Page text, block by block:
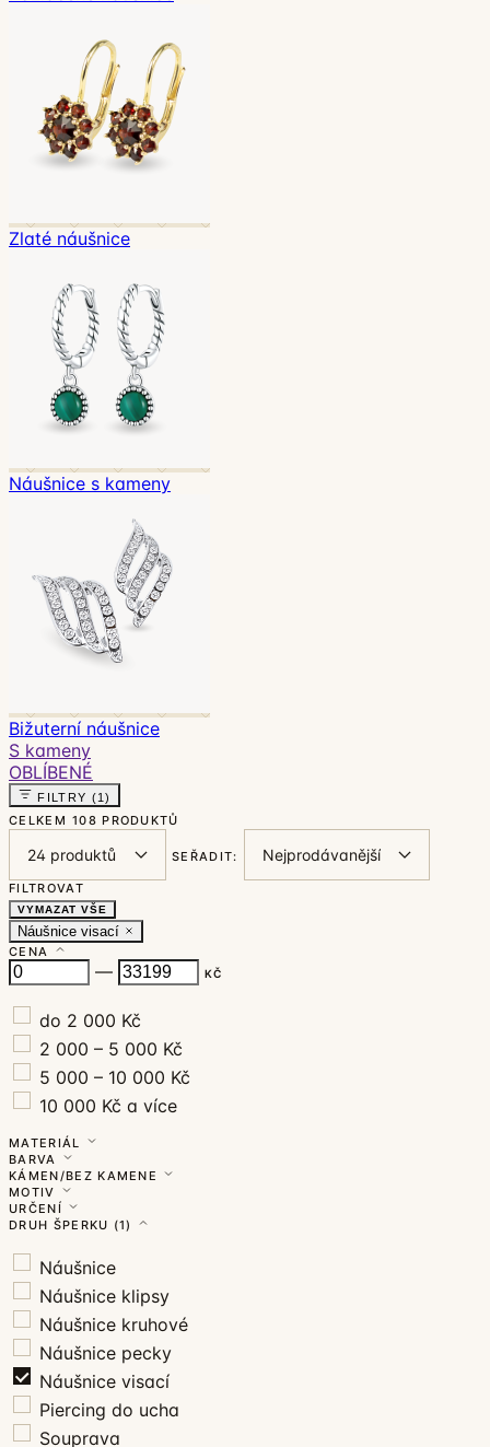
Zlaté náušnice
Náušnice s kameny
Bižuterní náušnice
S kameny
OBLÍBENÉ
FILTRY (1)
CELKEM 108 PRODUKTŮ
SEŘADIT:
FILTROVAT
VYMAZAT VŠE
Náušnice visací
CENA
— KČ
do 2 000 Kč
2 000 – 5 000 Kč
5 000 – 10 000 Kč
10 000 Kč a více
MATERIÁL
BARVA
KÁMEN/BEZ KAMENE
MOTIV
URČENÍ
DRUH ŠPERKU (1)
Náušnice
Náušnice klipsy
Náušnice kruhové
Náušnice pecky
Náušnice visací
Piercing do ucha
Souprava